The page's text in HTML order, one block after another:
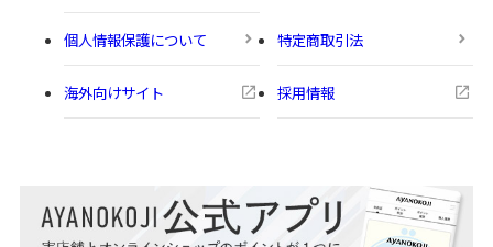
個人情報保護について 特定商取引法
海外向けサイト 採用情報